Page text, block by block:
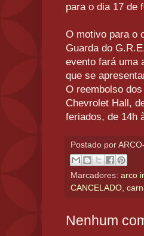
para o dia 17 de
O motivo para o
Guarda do
evento fará uma
que se
O reembolso
Chevrolet Hall,
feriados, de 14h
Postado por
Marcadores: arco
CANCELADO
Nenhum